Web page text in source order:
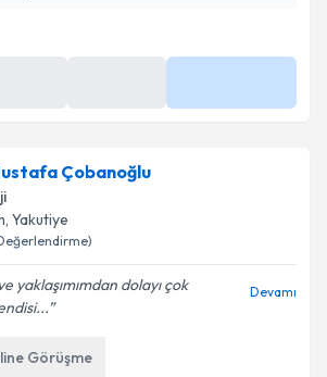
Çobanoğlu
, Yakutiye
yaklaşımımdan dolayı çok
Devamı
Görüşme